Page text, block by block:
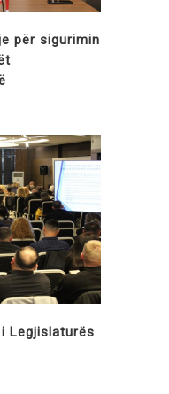
për sigurimin
Legjislaturës